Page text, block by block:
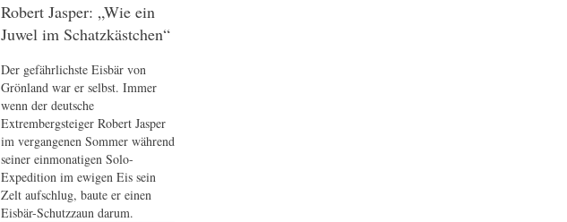
Robert Jasper: „Wie ein
Juwel im Schatzkästchen“
Der gefährlichste Eisbär von
Grönland war er selbst. Immer
wenn der deutsche
Extrembergsteiger Robert Jasper
im vergangenen Sommer während
seiner einmonatigen Solo-
Expedition im ewigen Eis sein
Zelt aufschlug, baute er einen
Eisbär-Schutzzaun darum.